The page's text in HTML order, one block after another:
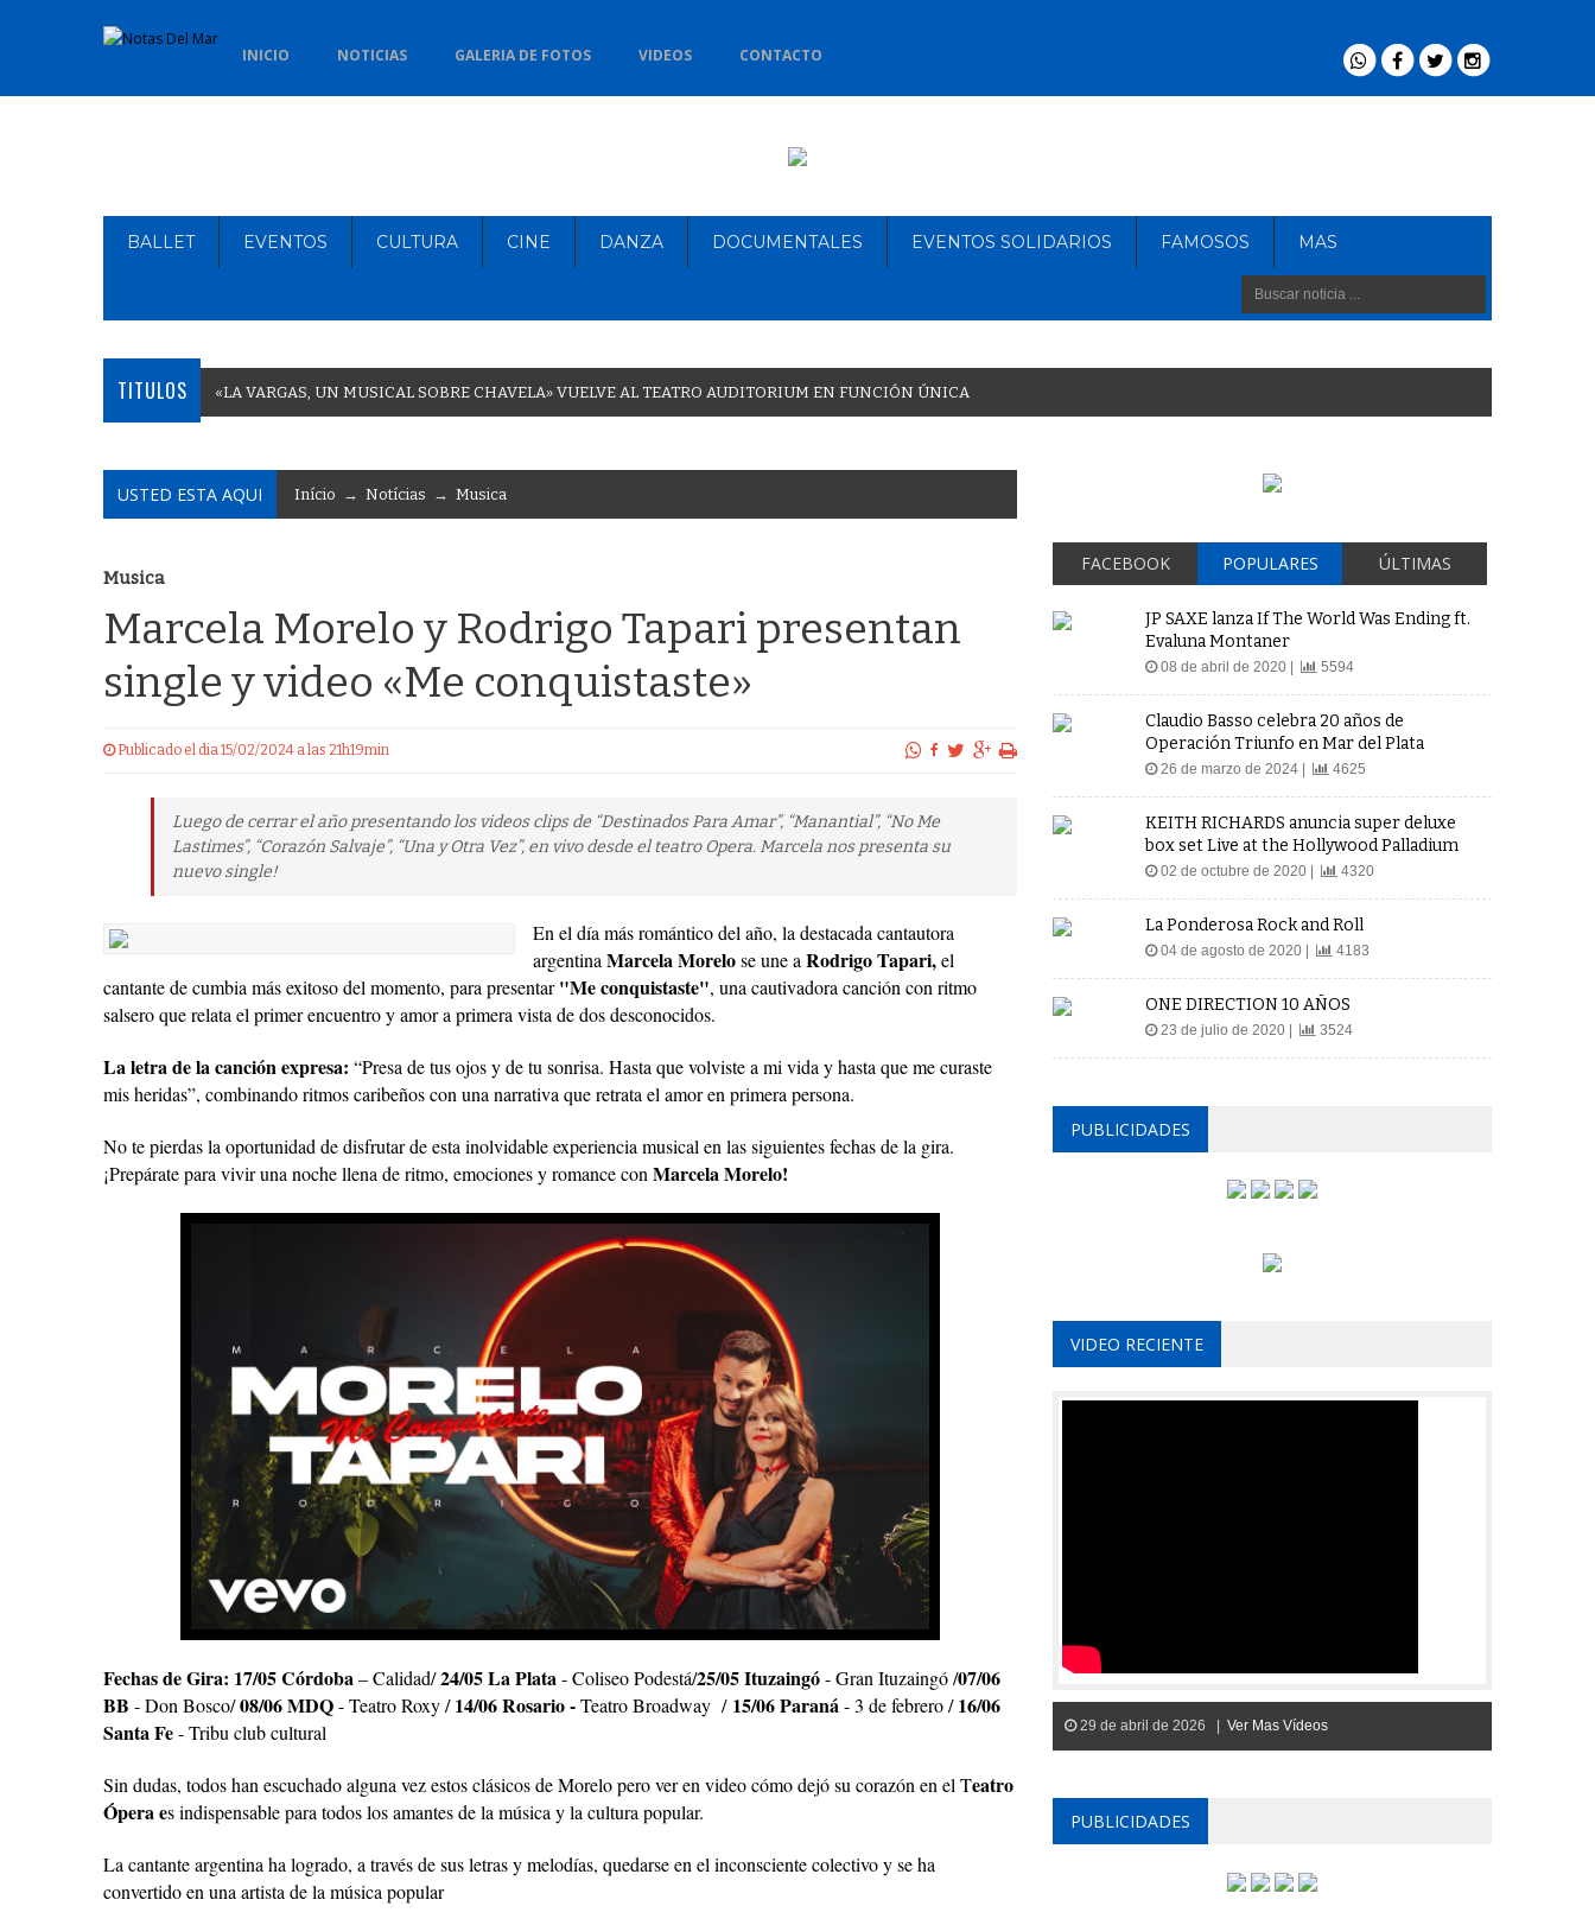
INICIO NOTICIAS GALERIA DE FOTOS VIDEOS CONTACTO
BALLET EVENTOS CULTURA CINE DANZA DOCUMENTALES EVENTOS SOLIDARIOS FAMOSOS MAS
TITULOS «LA VARGAS, UN MUSICAL SOBRE CHAVELA» VUELVE AL TEATRO AUDITORIUM EN FUNCIÓN ÚNICA
USTED ESTA AQUI Início → Notícias → Musica
Musica
Marcela Morelo y Rodrigo Tapari presentan
single y video «Me conquistaste»
Publicado el dia 15/02/2024 a las 21h19min
Luego de cerrar el año presentando los videos clips de “Destinados Para Amar”, “Manantial”, “No Me
Lastimes”, “Corazón Salvaje”, “Una y Otra Vez”, en vivo desde el teatro Opera. Marcela nos presenta su
nuevo single!
En el día más romántico del año, la destacada cantautora
argentina Marcela Morelose une a Rodrigo Tapari,el
cantante de cumbia más exitoso del momento, para presentar"Me conquistaste", una cautivadora canción con ritmo
salsero que relata el primer encuentro y amor a primera vista de dos desconocidos.
La letra de la canción expresa: “Presa de tus ojos y de tu sonrisa. Hasta que volviste a mi vida y hasta que me curaste
mis heridas”, combinando ritmos caribeños con una narrativa que retrata el amor en primera persona.
No te pierdas la oportunidad de disfrutar de esta inolvidable experiencia musical en las siguientes fechas de la gira.
¡Prepárate para vivir una noche llena de ritmo, emociones y romance con Marcela Morelo!
Fechas de Gira: 17/05 Córdoba– Calidad/24/05 La Plata- Coliseo Podestá/25/05 Ituzaingó- Gran Ituzaingó /07/06
BB - Don Bosco/08/06 MDQ- Teatro Roxy /14/06 Rosario -Teatro Broadway / 15/06 Paraná- 3 de febrero /16/06
Santa Fe- Tribu club cultural
Sin dudas, todos han escuchado alguna vez estos clásicos de Morelo pero ver en video cómo dejó su corazón en el Teatro
Ópera es indispensable para todos los amantes de la música y la cultura popular.
La cantante argentina ha logrado, a través de sus letras y melodías, quedarse en el inconsciente colectivo y se ha
convertido en una artista de la música popular
FACEBOOK POPULARES ÚLTIMAS
JP SAXE lanza If The World Was Ending ft.
Evaluna Montaner
08 de abril de 2020 | 5594
Claudio Basso celebra 20 años de
Operación Triunfo en Mar del Plata
26 de marzo de 2024 | 4625
KEITH RICHARDS anuncia super deluxe
box set Live at the Hollywood Palladium
02 de octubre de 2020 | 4320
La Ponderosa Rock and Roll
04 de agosto de 2020 | 4183
ONE DIRECTION 10 AÑOS
23 de julio de 2020 | 3524
PUBLICIDADES
VIDEO RECIENTE
29 de abril de 2026 | Ver Mas Vídeos
PUBLICIDADES